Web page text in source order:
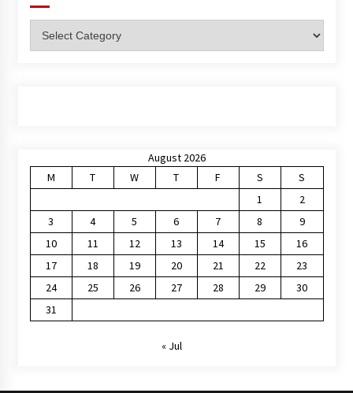
August 2026
M
T W T F S
S
1
2
3
4 5 6 7 8
9
10
11 12 13 14 15
16
17
18 19 20 21 22
23
24
25 26 27 28 29
30
31
« Jul